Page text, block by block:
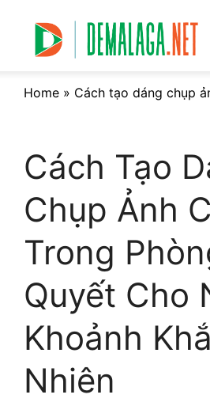
content
Home » Cách tạo dáng chụp
Cách Tạo
Chụp Ảnh
Trong
Quyết Cho
Khoảnh
Nhiên